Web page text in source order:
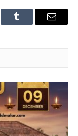
Tumblr Email